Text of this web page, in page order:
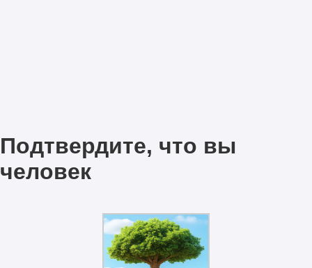
Подтвердите, что вы
человек